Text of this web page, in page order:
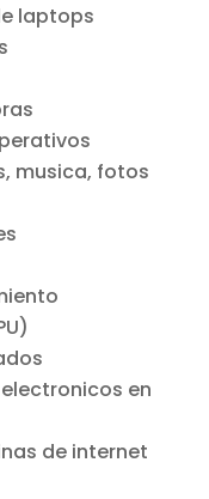
laptops
musica, fotos
en
de internet